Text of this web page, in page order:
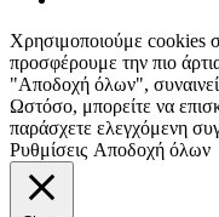
Χρησιμοποιούμε cookies
προσφέρουμε την πιο
"Αποδοχή όλων",
Ωστόσο, μπορείτε να
παράσχετε ελεγχόμενη
Ρυθμίσεις Αποδοχή όλων